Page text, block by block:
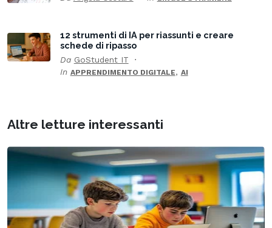
12 strumenti di IA per riassunti e creare
schede di ripasso
Da GoStudent IT
In APPRENDIMENTO DIGITALE, AI
Altre letture interessanti